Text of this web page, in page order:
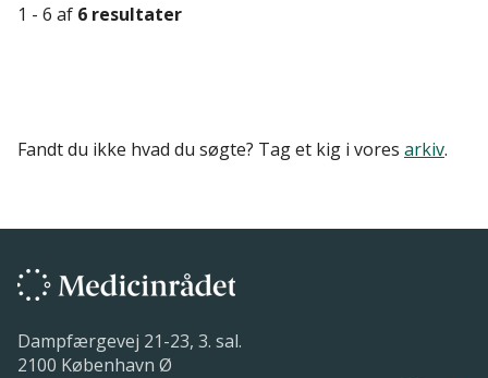
1 - 6 af 6 resultater
Fandt du ikke hvad du søgte? Tag et kig i vores arkiv.
Dampfærgevej 21-23, 3. sal.
2100 København Ø